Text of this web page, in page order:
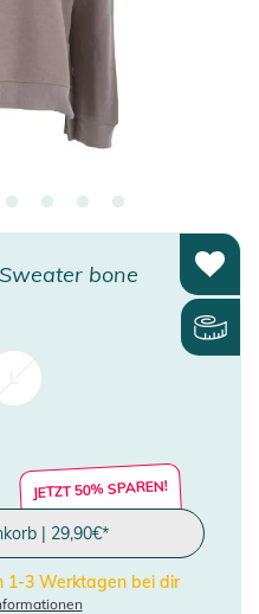
bone
JETZT 50% SPAREN!
| 29,90€*
1-3 Werktagen bei dir